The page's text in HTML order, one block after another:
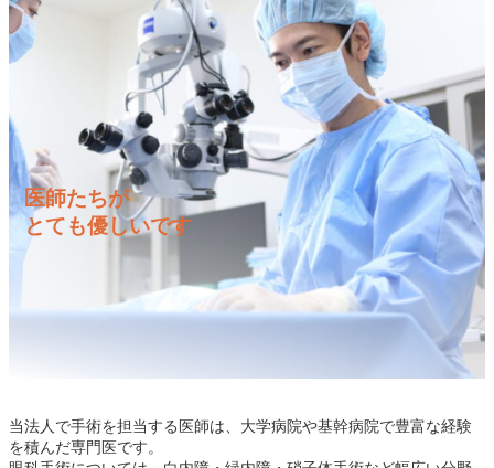
医師たちが
とても優しいです
当法人で手術を担当する医師は、大学病院や基幹病院で豊富な経験
を積んだ専門医です。